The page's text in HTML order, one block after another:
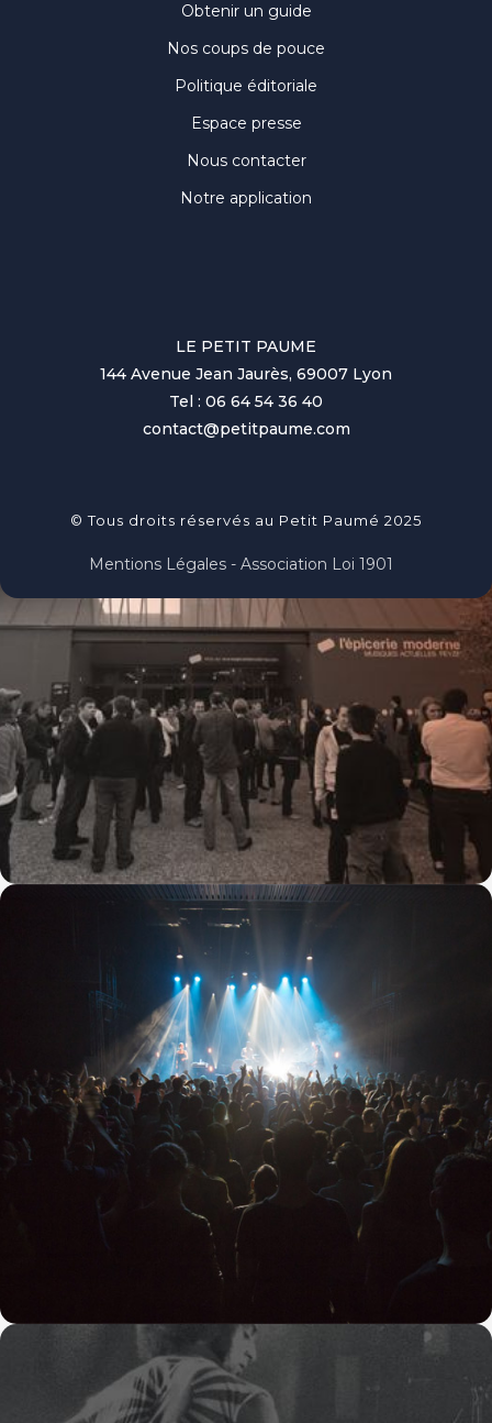
Obtenir un guide
Nos coups de pouce
Politique éditoriale
Espace presse
Nous contacter
Notre application
LE PETIT PAUME
144 Avenue Jean Jaurès, 69007 Lyon
Tel : 06 64 54 36 40
contact@petitpaume.com
© Tous droits réservés au Petit Paumé 2025
Mentions Légales - Association Loi 1901